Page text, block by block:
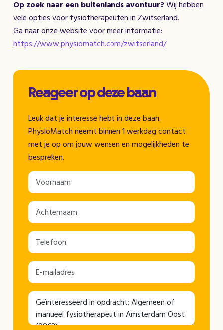
Op zoek naar een buitenlands avontuur?Wij hebben
vele opties voor fysiotherapeuten in Zwitserland.
Ga naar onze website voor meer informatie:
https://www.physiomatch.com/zwitserland/
Reageer op deze baan
Leuk dat je interesse hebt in deze baan.
PhysioMatch neemt binnen 1 werkdag contact
met je op om jouw wensen en mogelijkheden te
bespreken.